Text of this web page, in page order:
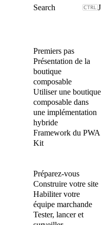
J
Premiers pas
Présentation de la
boutique
composable
Utiliser une boutique
composable dans
une implémentation
hybride
Framework du PWA
Kit
Préparez-vous
Construire votre site
Habiliter votre
équipe marchande
Tester, lancer et